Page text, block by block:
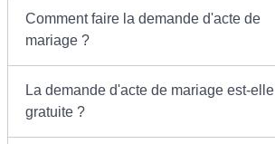
Comment faire la demande d'acte de
mariage ?
La demande d'acte de mariage est-elle
gratuite ?